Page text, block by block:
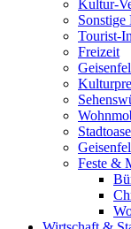
Kultur-
Sonstige
Tourist-
Freizeit
Feste &